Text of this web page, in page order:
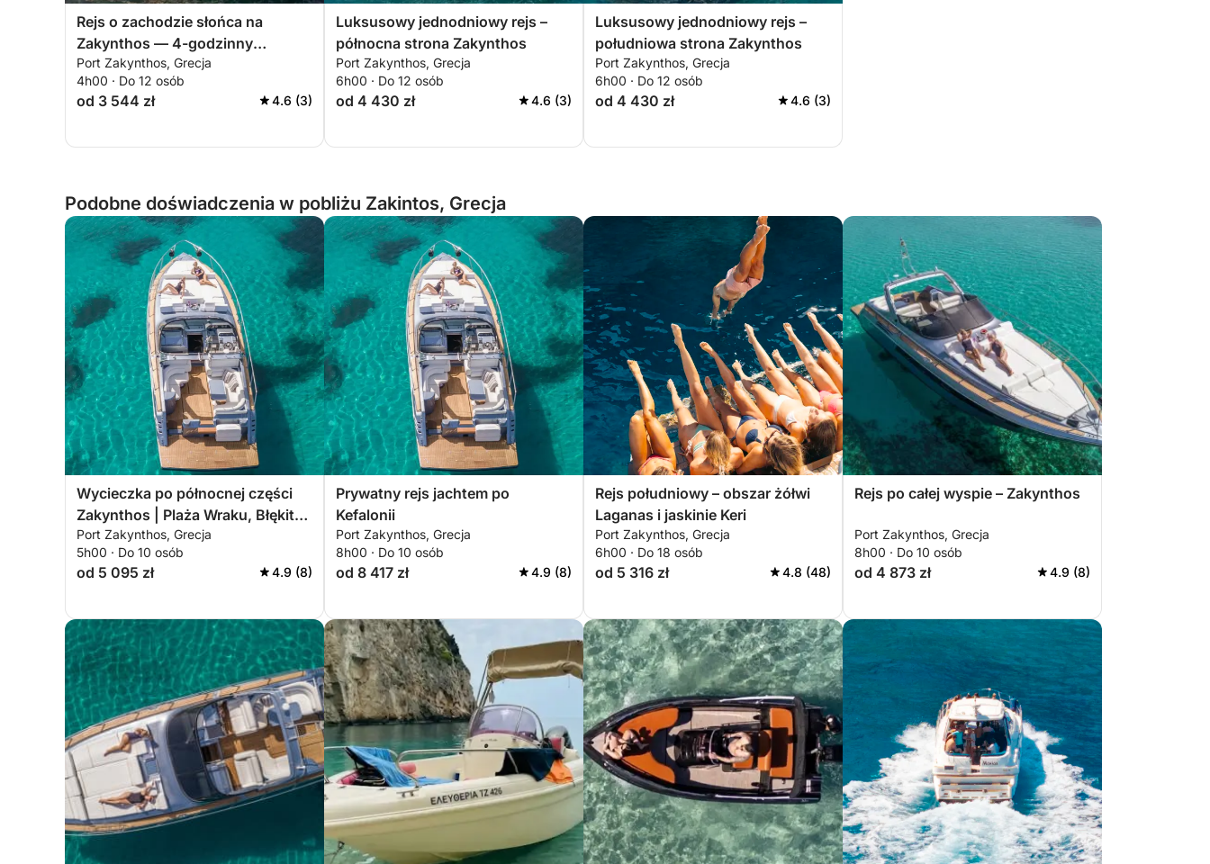
Rejs o zachodzie słońca na
Zakynthos — 4-godzinny
prywatny wypad all-inclusive
Port Zakynthos, Grecja
4h00 · Do 12 osób
od 3 544 zł 4.6 (3)
Luksusowy jednodniowy rejs –
północna strona Zakynthos
Port Zakynthos, Grecja
6h00 · Do 12 osób
od 4 430 zł 4.6 (3)
Luksusowy jednodniowy rejs –
południowa strona Zakynthos
Port Zakynthos, Grecja
6h00 · Do 12 osób
od 4 430 zł 4.6 (3)
Podobne doświadczenia w pobliżu Zakintos, Grecja
Wycieczka po północnej części
Zakynthos | Plaża Wraku, Błękitne
Jaskinie, Xygia
Port Zakynthos, Grecja
5h00 · Do 10 osób
od 5 095 zł 4.9 (8)
Prywatny rejs jachtem po
Kefalonii
Port Zakynthos, Grecja
8h00 · Do 10 osób
od 8 417 zł 4.9 (8)
Rejs południowy – obszar żółwi
Laganas i jaskinie Keri
Port Zakynthos, Grecja
6h00 · Do 18 osób
od 5 316 zł 4.8 (48)
Rejs po całej wyspie – Zakynthos
Port Zakynthos, Grecja
8h00 · Do 10 osób
od 4 873 zł 4.9 (8)